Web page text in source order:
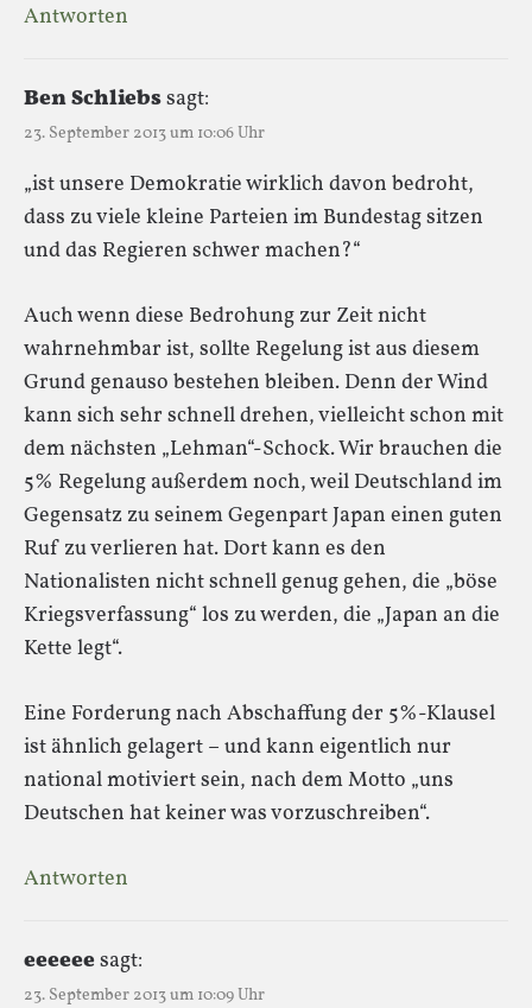
Antworten
Ben Schliebssagt:
23. September 2013 um 10:06 Uhr
„ist unsere Demokratie wirklich davon bedroht,
dass zu viele kleine Parteien im Bundestag sitzen
und das Regieren schwer machen?“
Auch wenn diese Bedrohung zur Zeit nicht
wahrnehmbar ist, sollte Regelung ist aus diesem
Grund genauso bestehen bleiben. Denn der Wind
kann sich sehr schnell drehen, vielleicht schon mit
dem nächsten „Lehman“-Schock. Wir brauchen die
5% Regelung außerdem noch, weil Deutschland im
Gegensatz zu seinem Gegenpart Japan einen guten
Ruf zu verlieren hat. Dort kann es den
Nationalisten nicht schnell genug gehen, die „böse
Kriegsverfassung“ los zu werden, die „Japan an die
Kette legt“.
Eine Forderung nach Abschaffung der 5%-Klausel
ist ähnlich gelagert – und kann eigentlich nur
national motiviert sein, nach dem Motto „uns
Deutschen hat keiner was vorzuschreiben“.
Antworten
eeeeeesagt:
23. September 2013 um 10:09 Uhr